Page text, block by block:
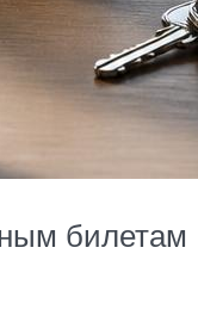
билетам